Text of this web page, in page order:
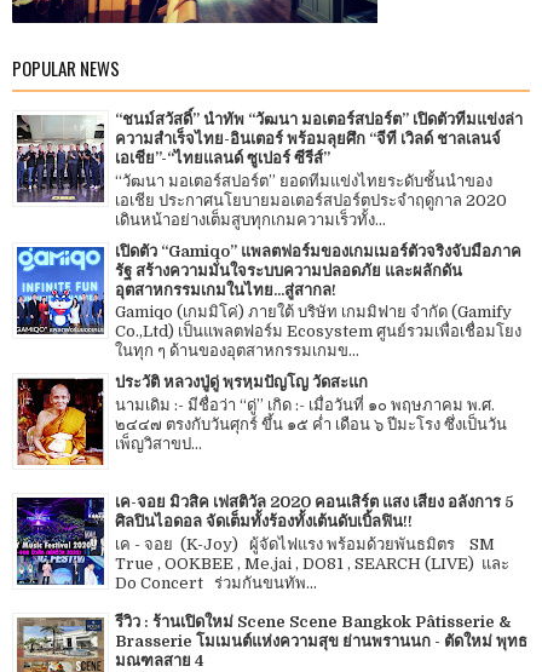
POPULAR NEWS
“ชนม์สวัสดิ์” นำทัพ “วัฒนา มอเตอร์สปอร์ต” เปิดตัวทีมแข่งล่า
ความสำเร็จไทย-อินเตอร์ พร้อมลุยศึก “จีที เวิลด์ ชาลเลนจ์
เอเชีย”-“ไทยแลนด์ ซูเปอร์ ซีรีส์”
“วัฒนา มอเตอร์สปอร์ต” ยอดทีมแข่งไทยระดับชั้นนำของ
เอเชีย ประกาศนโยบายมอเตอร์สปอร์ตประจำฤดูกาล 2020
เดินหน้าอย่างเต็มสูบทุกเกมความเร็วทั้ง...
เปิดตัว “Gamiqo” แพลตฟอร์มของเกมเมอร์ตัวจริงจับมือภาค
รัฐ สร้างความมั่นใจระบบความปลอดภัย และผลักดัน
อุตสาหกรรมเกมในไทย...สู่สากล!
Gamiqo (เกมมิโค่) ภายใต้ บริษัท เกมมิฟาย จำกัด (Gamify
Co.,Ltd) เป็นแพลตฟอร์ม Ecosystem ศูนย์รวมเพื่อเชื่อมโยง
ในทุก ๆ ด้านของอุตสาหกรรมเกมข...
ประวัติ หลวงปู่ดู่ พฺรหฺมปัญโญ วัดสะแก
นามเดิม :- มีชื่อว่า “ดู่” เกิด :- เมื่อวันที่ ๑๐ พฤษภาคม พ.ศ.
๒๔๔๗ ตรงกับวันศุกร์ ขึ้น ๑๕ ค่ำ เดือน ๖ ปีมะโรง ซึ่งเป็นวัน
เพ็ญวิสาขป...
เค-จอย มิวสิค เฟสติวัล 2020 คอนเสิร์ต แสง เสียง อลังการ 5
ศิลปินไอดอล จัดเต็มทั้งร้องทั้งเต้นดับเบิ้ลฟิน!!
เค - จอย (K-Joy) ผู้จัดไฟแรง พร้อมด้วยพันธมิตร SM
True , OOKBEE , Me.jai , DO81 , SEARCH (LIVE) และ
Do Concert ร่วมกันขนทัพ...
รีวิว : ร้านเปิดใหม่ Scene Scene Bangkok Pâtisserie &
Brasserie โมเมนต์แห่งความสุข ย่านพรานนก - ตัดใหม่ พุทธ
มณฑลสาย 4